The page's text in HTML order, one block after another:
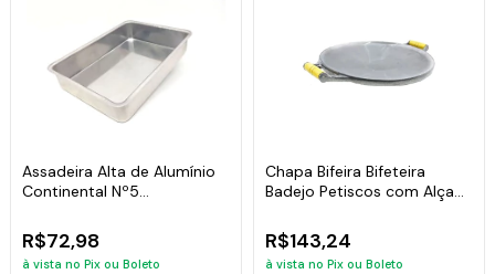
Assadeira Alta de Alumínio
Continental Nº5
R$72,98
à vista no Pix ou Boleto
Chapa Bifeira Bifeteira
Badejo Petiscos com Alça
R$143,24
à vista no Pix ou Boleto